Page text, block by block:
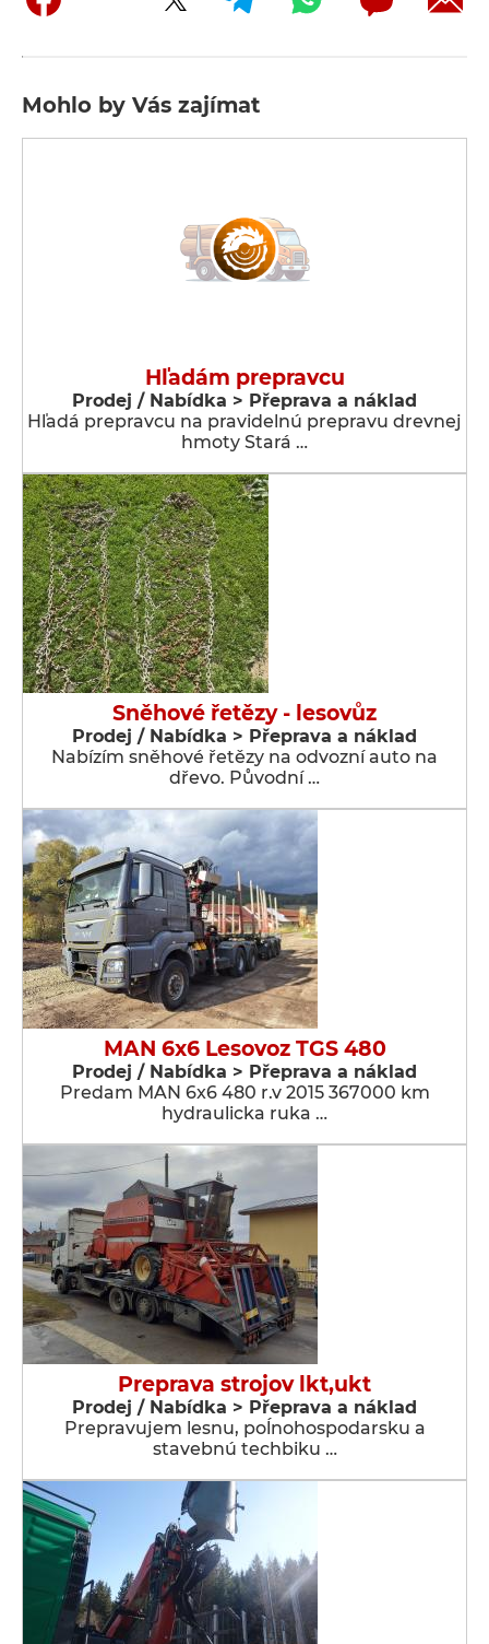
Mohlo by Vás zajímat
Hľadám prepravcu
Prodej / Nabídka > Přeprava a náklad
Hľadá prepravcu na pravidelnú prepravu drevnej
hmoty Stará …
Sněhové řetězy - lesovůz
Prodej / Nabídka > Přeprava a náklad
Nabízím sněhové řetězy na odvozní auto na
dřevo. Původní …
MAN 6x6 Lesovoz TGS 480
Prodej / Nabídka > Přeprava a náklad
Predam MAN 6x6 480 r.v 2015 367000 km
hydraulicka ruka …
Preprava strojov lkt,ukt
Prodej / Nabídka > Přeprava a náklad
Prepravujem lesnu, poĺnohospodarsku a
stavebnú techbiku …